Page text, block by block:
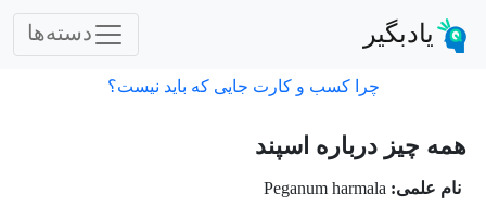
یادبگیر دسته‌ها
چرا کسب و کارت جایی که باید نیست؟
همه چیز درباره اسپند
نام علمی: